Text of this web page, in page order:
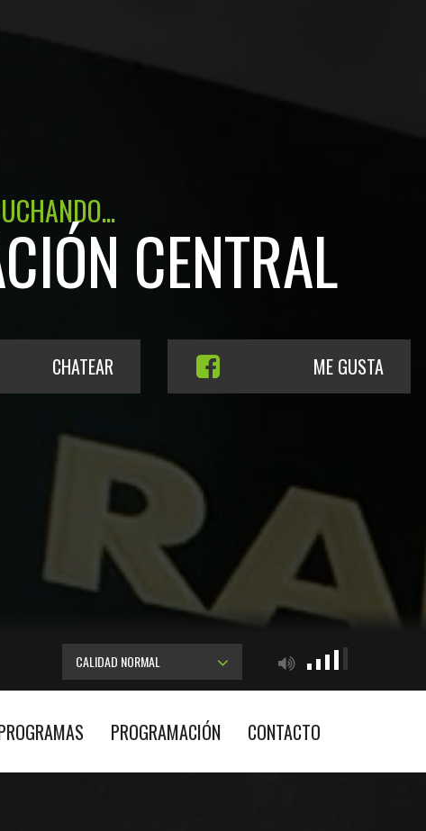
CENTRAL
CHATEAR ME GUSTA
CALIDAD NORMAL
PROGRAMACIÓN CONTACTO